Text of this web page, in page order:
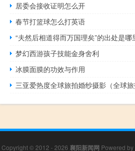
居委会接收证明怎么开
春节打篮球怎么打英语
“夫然后相道得而万国理矣”的出处是哪
梦幻西游孩子技能金身舍利
冰膜面膜的功效与作用
三亚爱热度全球旅拍婚纱摄影（全球旅
Copyright © 2012 - 2026 襄阳新闻网 Powered by